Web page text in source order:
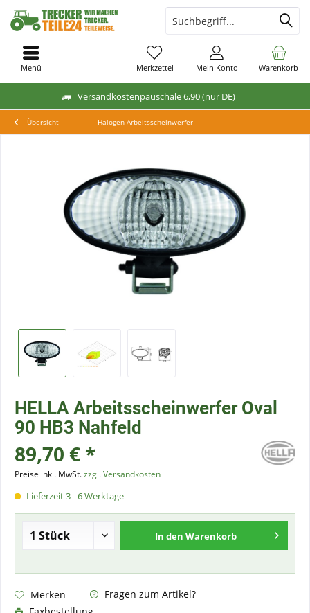
Versandkostenpauschale 6,90 (nur DE)
Warenkorb
Merkzettel Mein Konto
Menü
Übersicht Halogen Arbeitsscheinwerfer
HELLA Arbeitsscheinwerfer Oval
90 HB3 Nahfeld
89,70 € *
Preise inkl. MwSt.zzgl. Versandkosten
Lieferzeit 3 - 6 Werktage
In den Warenkorb
Merken
Fragen zum Artikel?